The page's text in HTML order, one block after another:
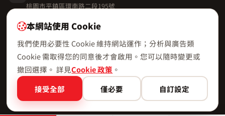
桃園市平鎮區環南路二段195號
© 2026 NC 網頁設計 · 版權所有
隱私權政策服務條款Cookie 政策
本網站使用 Cookie
我們使用必要性 Cookie 維持網站運作；分析與廣告類
Cookie 需取得您的同意後才會啟用。您可以隨時變更或
撤回選擇。 詳見Cookie 政策 。
接受全部
僅必要 自訂設定